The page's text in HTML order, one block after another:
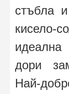
стъбла
дори
Най-